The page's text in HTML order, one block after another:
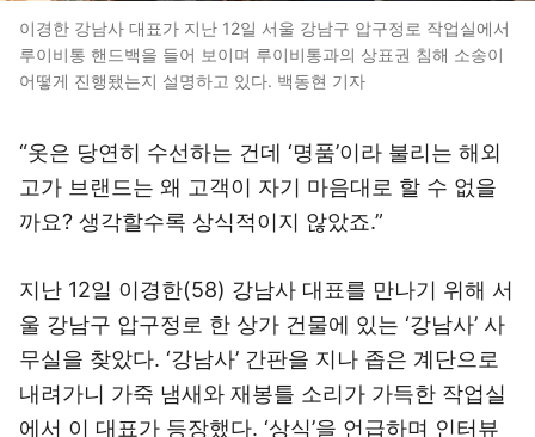
이경한 강남사 대표가 지난 12일 서울 강남구 압구정로 작업실에서
루이비통 핸드백을 들어 보이며 루이비통과의 상표권 침해 소송이
어떻게 진행됐는지 설명하고 있다. 백동현 기자
“옷은 당연히 수선하는 건데 ‘명품’이라 불리는 해외
고가 브랜드는 왜 고객이 자기 마음대로 할 수 없을
까요? 생각할수록 상식적이지 않았죠.”
지난 12일 이경한(58) 강남사 대표를 만나기 위해 서
울 강남구 압구정로 한 상가 건물에 있는 ‘강남사’ 사
무실을 찾았다. ‘강남사’ 간판을 지나 좁은 계단으로
내려가니 가죽 냄새와 재봉틀 소리가 가득한 작업실
에서 이 대표가 등장했다. ‘상식’을 언급하며 인터뷰